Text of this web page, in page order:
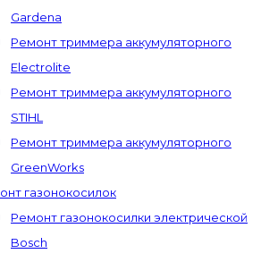
Gardena
Ремонт триммера аккумуляторного
Electrolite
Ремонт триммера аккумуляторного
STIHL
Ремонт триммера аккумуляторного
GreenWorks
газонокосилок
Ремонт газонокосилки электрической
Bosch